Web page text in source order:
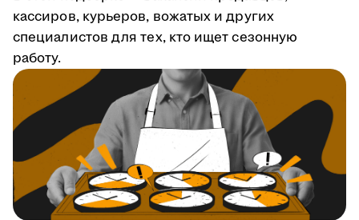
кассиров, курьеров, вожатых и других
специалистов для тех, кто ищет сезонную
работу.